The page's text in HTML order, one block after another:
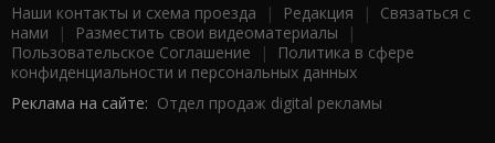
Наши контакты и схема проезда | Редакция | Связаться с
нами | Разместить свои видеоматериалы |
Пользовательское Соглашение |
Политика в сфере
конфиденциальности и персональных данных
Реклама на сайте: Отдел продаж digital рекламы